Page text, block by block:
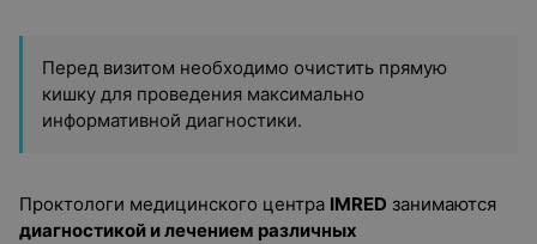
Перед визитом необходимо очистить прямую
кишку для проведения максимально
информативной диагностики.
Проктологи медицинского центра IMRED занимаются
диагностикой и лечением различных